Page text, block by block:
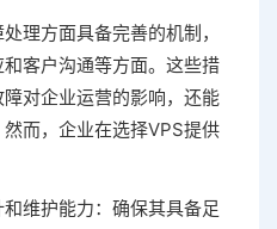
理方面具备完善的机制，
客户沟通等方面。这些措
对企业运营的影响，还能
而，企业在选择VPS提供
维护能力：确保其具备足